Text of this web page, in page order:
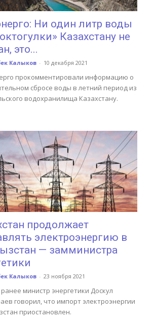
Ни один литр воды
Казахстану не
это...
Калыков - 10 декабря 2021
прокомментировали информацию о
сбросе воды в летний период из
водохранилища Казахстану.
продолжает
электроэнергию в
— замминистра
Калыков - 23 ноября 2021
министр энергетики Доскул
говорил, что импорт электроэнергии
приостановлен.